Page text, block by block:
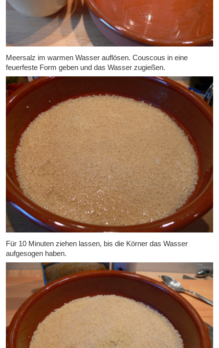
Meersalz im warmen Wasser auflösen. Couscous in eine
feuerfeste Form geben und das Wasser zugießen.
Für 10 Minuten ziehen lassen, bis die Körner das Wasser
aufgesogen haben.